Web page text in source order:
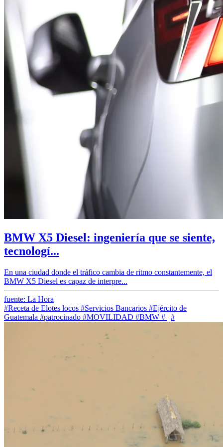
BMW X5 Diesel: ingeniería que se siente,
tecnologí...
En una ciudad donde el tráfico cambia de ritmo constantemente, el
BMW X5 Diesel es capaz de interpre...
fuente: La Hora
#Receta de Elotes locos #Servicios Bancarios #Ejército de
Guatemala #patrocinado #MOVILIDAD #BMW # | #